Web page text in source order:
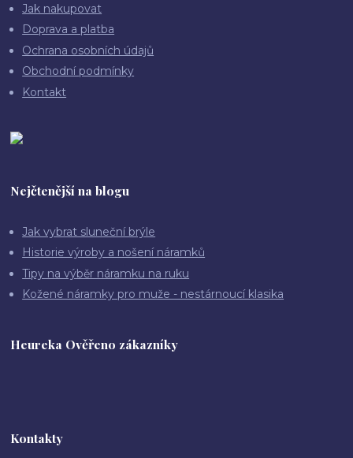
Jak nakupovat
Doprava a platba
Ochrana osobních údajů
Obchodní podmínky
Kontakt
Nejčtenější na blogu
Jak vybrat sluneční brýle
Historie výroby a nošení náramků
Tipy na výběr náramku na ruku
Kožené náramky pro muže - nestárnoucí klasika
Heureka Ověřeno zákazníky
Kontakty